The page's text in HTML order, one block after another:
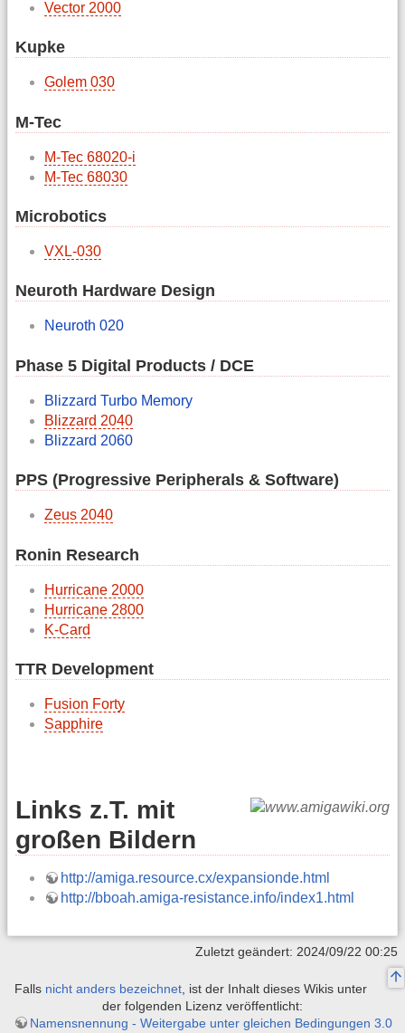
Vector 2000
Kupke
Golem 030
M-Tec
M-Tec 68020-i
M-Tec 68030
Microbotics
VXL-030
Neuroth Hardware Design
Neuroth 020
Phase 5 Digital Products / DCE
Blizzard Turbo Memory
Blizzard 2040
Blizzard 2060
PPS (Progressive Peripherals & Software)
Zeus 2040
Ronin Research
Hurricane 2000
Hurricane 2800
K-Card
TTR Development
Fusion Forty
Sapphire
Links z.T. mit
großen Bildern
http://amiga.resource.cx/expansionde.html
http://bboah.amiga-resistance.info/index1.html
Zuletzt geändert: 2024/09/22 00:25
Falls nicht anders bezeichnet, ist der Inhalt dieses Wikis unter
der folgenden Lizenz veröffentlicht:
Namensnennung - Weitergabe unter gleichen Bedingungen 3.0